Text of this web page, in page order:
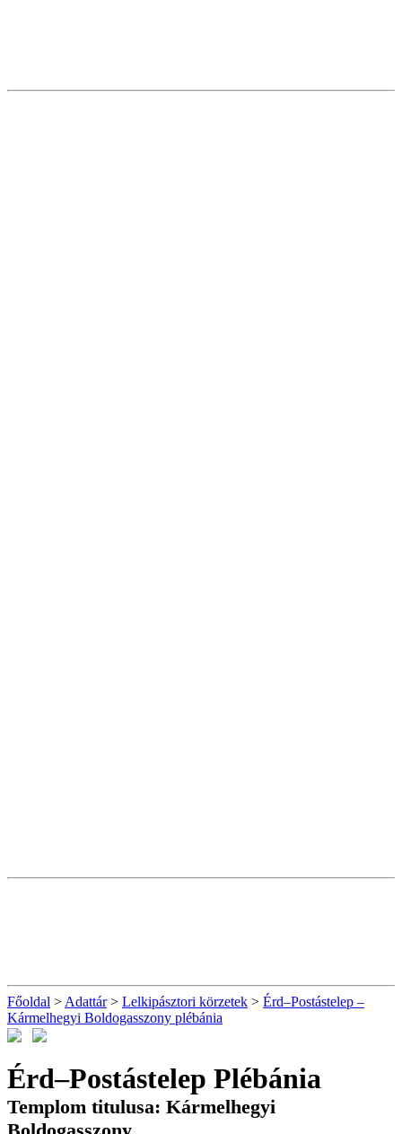
Főoldal > Adattár> Lelkipásztori körzetek > Érd–Postástelep –
Kármelhegyi Boldogasszony plébánia
Érd–Postástelep Plébánia
Templom titulusa: Kármelhegyi